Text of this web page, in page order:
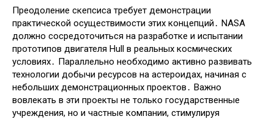
Преодоление скепсиса требует демонстрации
практической осуществимости этих концепций․ NASA
должно сосредоточиться на разработке и испытании
прототипов двигателя Hull в реальных космических
условиях․ Параллельно необходимо активно развивать
технологии добычи ресурсов на астероидах, начиная с
небольших демонстрационных проектов․ Важно
вовлекать в эти проекты не только государственные
учреждения, но и частные компании, стимулируя